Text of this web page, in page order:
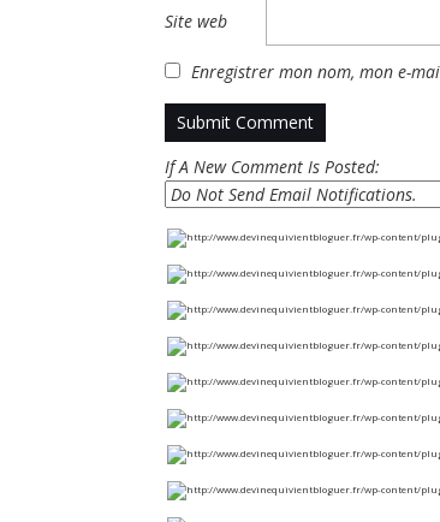
Site web
Enregistrer mon nom, mon e-
If A New Comment Is Posted: